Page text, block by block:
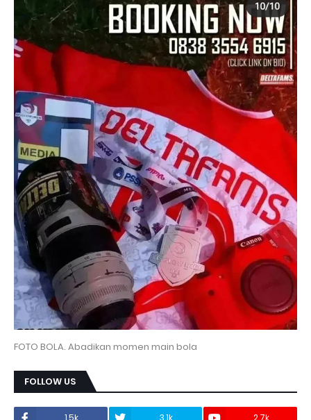
FOTO BOLA. Abadikan momen main bola
FOLLOW US
1.5k 3.1k
2.7k